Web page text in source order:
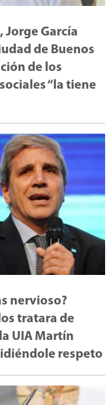
Jorge García
de Buenos
de los
“la tiene
nervioso?
tratara de
UIA Martín
respeto